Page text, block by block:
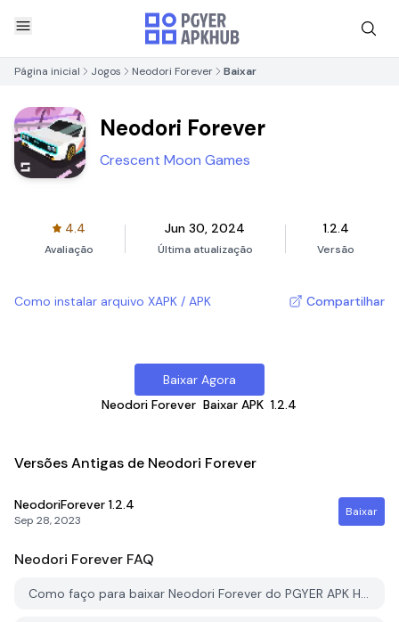
Página inicial Jogos Neodori Forever Baixar
Neodori Forever
Crescent Moon Games
4.4
Avaliação
Jun 30, 2024
Última atualização
1.2.4
Versão
Como instalar arquivo XAPK / APK Compartilhar
Baixar Agora
Neodori Forever Baixar APK 1.2.4
Versões Antigas de Neodori Forever
NeodoriForever 1.2.4
Sep 28, 2023
Baixar
Neodori Forever FAQ
Como faço para baixar Neodori Forever do PGYER APK HUB?